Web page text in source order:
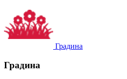
Градина
Градина